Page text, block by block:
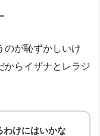
のが恥ずかしいけ
からイザナとレラジ
わけにはいかな